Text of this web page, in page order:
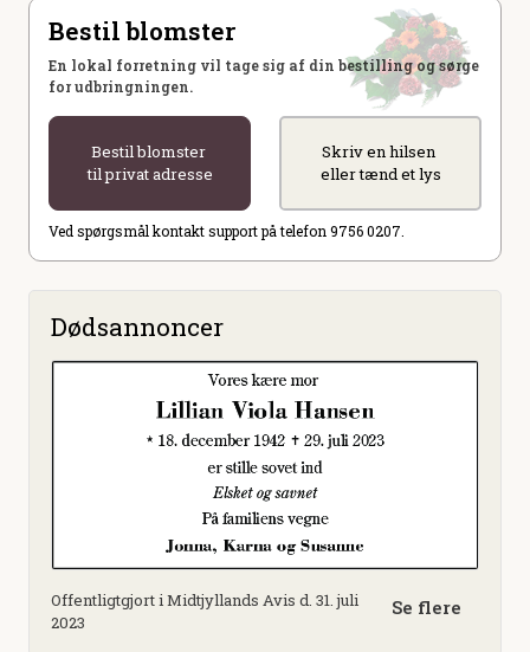
Bestil blomster
En lokal forretning vil tage sig af din bestilling og sørge
for udbringningen.
Bestil blomster
til privat adresse
Skriv en hilsen
eller tænd et lys
Ved spørgsmål kontakt support på telefon 9756 0207.
Dødsannoncer
Offentligtgjort i Midtjyllands Avis d. 31. juli
2023
Se flere